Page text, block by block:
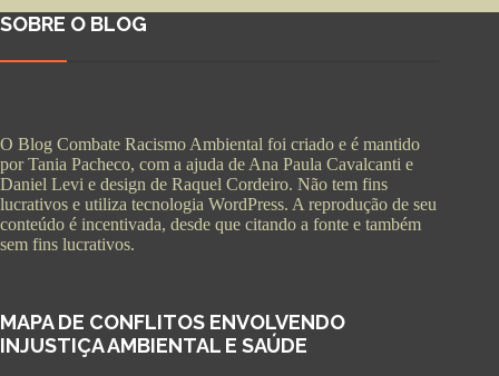
SOBRE O BLOG
O Blog Combate Racismo Ambiental foi criado e é mantido
por Tania Pacheco, com a ajuda de Ana Paula Cavalcanti e
Daniel Levi e design de Raquel Cordeiro. Não tem fins
lucrativos e utiliza tecnologia WordPress. A reprodução de seu
conteúdo é incentivada, desde que citando a fonte e também
sem fins lucrativos.
MAPA DE CONFLITOS ENVOLVENDO
INJUSTIÇA AMBIENTAL E SAÚDE